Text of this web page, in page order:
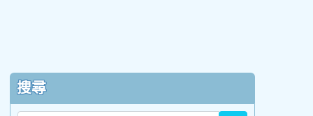
搜尋